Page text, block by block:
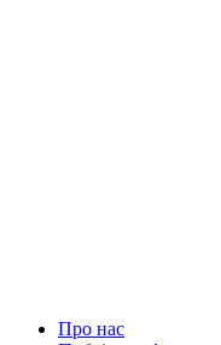
Про нас